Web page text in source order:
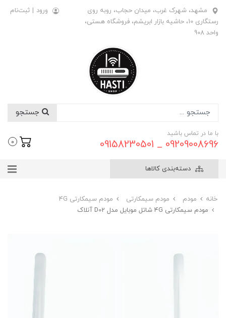
مشهد، شهرک غرب، میدان حجاب، روبه روی
رستگاری 10، حاشیه بازار ابریشم، فروشگاه هستی،
واحد 908
ورود | ثبت‌نام
با ما در تماس باشید
09209008696 _ 09158230501
0
دسته‌بندی کالاها
خانه مودم مودم سیمکارتی
مودم سیمکارتی 4G
مودم سیمکارتی 4G شاتل موبایل مدل D02 آنلاک